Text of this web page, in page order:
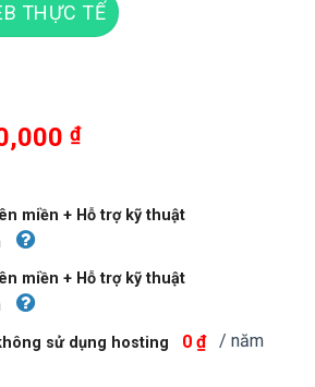
THỰC TẾ
₫.
₫Giá
là:
miền + Hỗ trợ kỹ thuật
miền + Hỗ trợ kỹ thuật
sử dụng hosting 0 ₫ / năm